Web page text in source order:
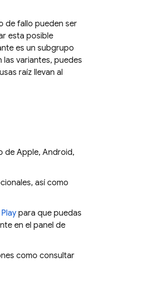
de fallo pueden ser
esta posible
es un subgrupo
las variantes, puedes
raíz llevan al
de Apple, Android,
así como
para que puedas
en el panel de
como consultar